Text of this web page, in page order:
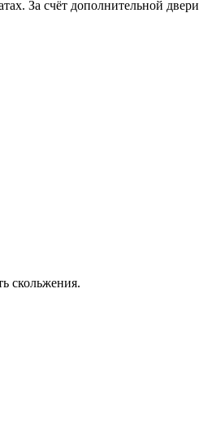
За счёт дополнительной двери
скольжения.